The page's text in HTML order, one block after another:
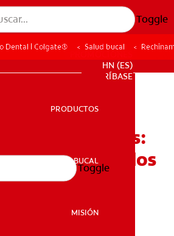
Toggle
SALUD BUCAL
HN (ES)
SUSCRÍBASE
PRODUCTOS
SALUD BUCAL
MISIÓN
Toggle
Dental | Colgate® Salud bucal
de dientes:
de rechinar los
la noche?